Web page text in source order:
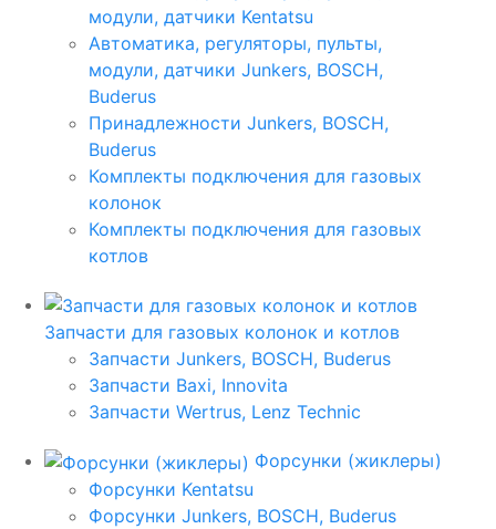
модули, датчики Kentatsu
Автоматика, регуляторы, пульты,
модули, датчики Junkers, BOSCH,
Buderus
Принадлежности Junkers, BOSCH,
Buderus
Комплекты подключения для газовых
колонок
Комплекты подключения для газовых
котлов
Запчасти для газовых колонок и котлов
Запчасти Junkers, BOSCH, Buderus
Запчасти Baxi, Innovita
Запчасти Wertrus, Lenz Technic
Форсунки (жиклеры)
Форсунки Kentatsu
Форсунки Junkers, BOSCH, Buderus